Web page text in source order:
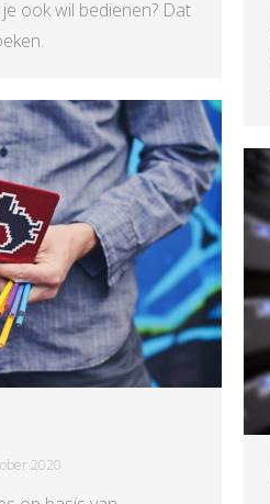
ook wil bedienen? Dat
2020